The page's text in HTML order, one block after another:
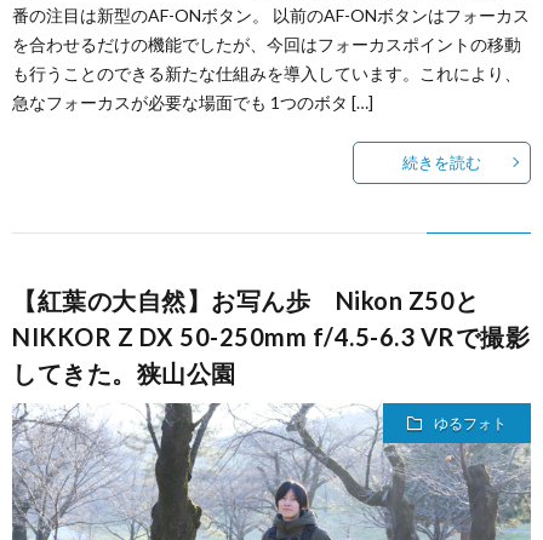
番の注目は新型のAF-ONボタン。 以前のAF-ONボタンはフォーカス
を合わせるだけの機能でしたが、今回はフォーカスポイントの移動
も行うことのできる新たな仕組みを導入しています。これにより、
急なフォーカスが必要な場面でも 1つのボタ […]
続きを読む
【紅葉の大自然】お写ん歩 Nikon Z50と
NIKKOR Z DX 50-250mm f/4.5-6.3 VRで撮影
してきた。狭山公園
ゆるフォト